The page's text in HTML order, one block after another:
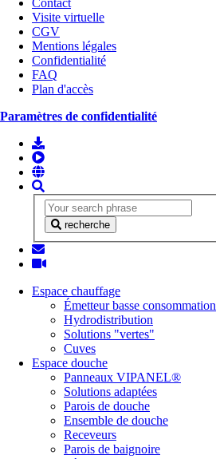
Visite virtuelle
CGV
Mentions légales
Confidentialité
FAQ
Plan d'accès
Paramètres de confidentialité
recherche
Espace chauffage
Émetteur basse consommation
Hydrodistribution
Solutions "vertes"
Cuves
Espace douche
Panneaux VIPANEL®
Solutions adaptées
Parois de douche
Ensemble de douche
Receveurs
Parois de baignoire